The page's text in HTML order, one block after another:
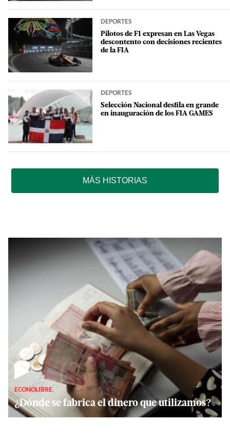
DEPORTES
Pilotos de F1 expresan en Las Vegas
descontento con decisiones recientes
de la FIA
DEPORTES
Selección Nacional desfila en grande
en inauguración de los FIA GAMES
MÁS HISTORIAS
▶
ECONOLIBRE
¿Dónde se fabrica el dinero que utilizamos?